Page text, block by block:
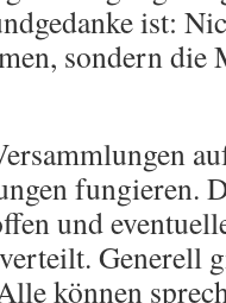
ist:
sondern die
fungieren.
und
Generell
können